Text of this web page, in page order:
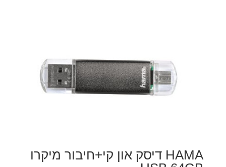
HAMA דיסק און קי+חיבור מיקרו